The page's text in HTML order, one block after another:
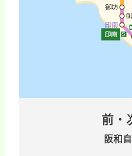
前・
阪和